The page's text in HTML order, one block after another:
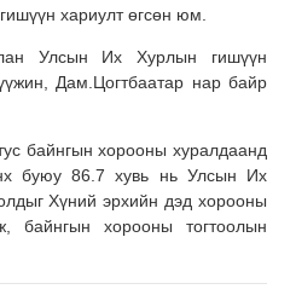
хариулт өгсөн юм.
Улсын Их Хурлын гишүүн
Дам.Цогтбаатар нар байр
байнгын хорооны хуралдаанд
буюу 86.7 хувь нь Улсын Их
Хүний эрхийн дэд хорооны
байнгын хорооны тогтоолын